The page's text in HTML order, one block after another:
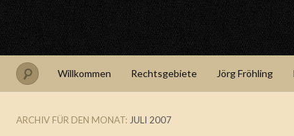
Willkommen Rechtsgebiete Jörg Fröhling
ARCHIV FÜR DEN MONAT: JULI 2007